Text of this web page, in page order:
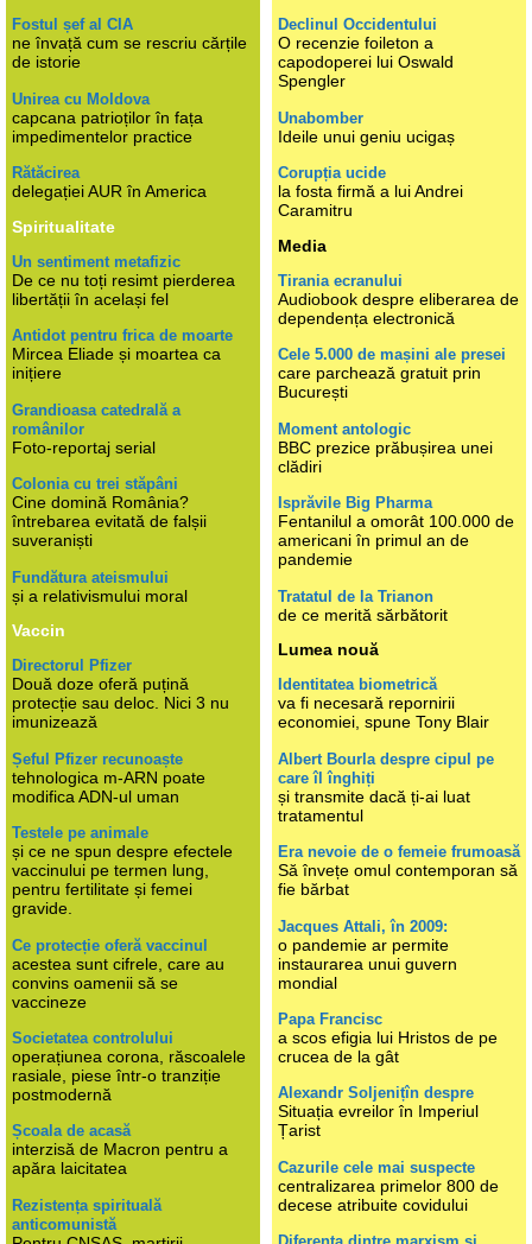
Fostul șef al CIA
ne învață cum se rescriu cărțile
de istorie
Unirea cu Moldova
capcana patrioților în fața
impedimentelor practice
Rătăcirea
delegației AUR în America
Spiritualitate
Un sentiment metafizic
De ce nu toți resimt pierderea
libertății în același fel
Antidot pentru frica de moarte
Mircea Eliade și moartea ca
inițiere
Grandioasa catedrală a
românilor
Foto-reportaj serial
Colonia cu trei stăpâni
Cine domină România?
întrebarea evitată de falșii
suveraniști
Fundătura ateismului
și a relativismului moral
Vaccin
Directorul Pfizer
Două doze oferă puțină
protecție sau deloc. Nici 3 nu
imunizează
Șeful Pfizer recunoaște
tehnologica m-ARN poate
modifica ADN-ul uman
Testele pe animale
și ce ne spun despre efectele
vaccinului pe termen lung,
pentru fertilitate și femei
gravide.
Ce protecție oferă vaccinul
acestea sunt cifrele, care au
convins oamenii să se
vaccineze
Societatea controlului
operațiunea corona, răscoalele
rasiale, piese într-o tranziție
postmodernă
Școala de acasă
interzisă de Macron pentru a
apăra laicitatea
Rezistența spirituală
anticomunistă
Declinul Occidentului
O recenzie foileton a
capodoperei lui Oswald
Spengler
Unabomber
Ideile unui geniu ucigaș
Corupția ucide
la fosta firmă a lui Andrei
Caramitru
Media
Tirania ecranului
Audiobook despre eliberarea de
dependența electronică
Cele 5.000 de mașini ale presei
care parchează gratuit prin
București
Moment antologic
BBC prezice prăbușirea unei
clădiri
Isprăvile Big Pharma
Fentanilul a omorât 100.000 de
americani în primul an de
pandemie
Tratatul de la Trianon
de ce merită sărbătorit
Lumea nouă
Identitatea biometrică
va fi necesară repornirii
economiei, spune Tony Blair
Albert Bourla despre cipul pe
care îl înghiți
și transmite dacă ți-ai luat
tratamentul
Era nevoie de o femeie frumoasă
Să învețe omul contemporan să
fie bărbat
Jacques Attali, în 2009:
o pandemie ar permite
instaurarea unui guvern
mondial
Papa Francisc
a scos efigia lui Hristos de pe
crucea de la gât
Alexandr Soljenițîn despre
Situația evreilor în Imperiul
Țarist
Cazurile cele mai suspecte
centralizarea primelor 800 de
decese atribuite covidului